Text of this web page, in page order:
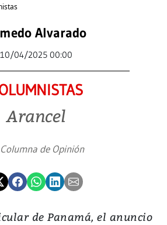
Alvarado
10/04/2025 00:00
Arancel
Columna de Opinión
de Panamá, el anuncio